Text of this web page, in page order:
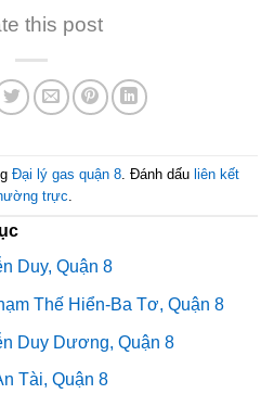
this post
Đại lý gas quận 8 . Đánh dấu liên kết
trực
Duy, Quận 8
Thế Hiển-Ba Tơ, Quận 8
Duy Dương, Quận 8
Tài, Quận 8